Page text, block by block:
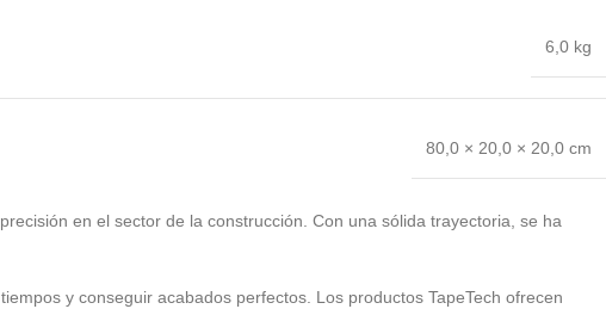
6,0 kg
80,0 × 20,0 × 20,0 cm
en el sector de la construcción. Con una sólida trayectoria, se ha
y conseguir acabados perfectos. Los productos TapeTech ofrecen